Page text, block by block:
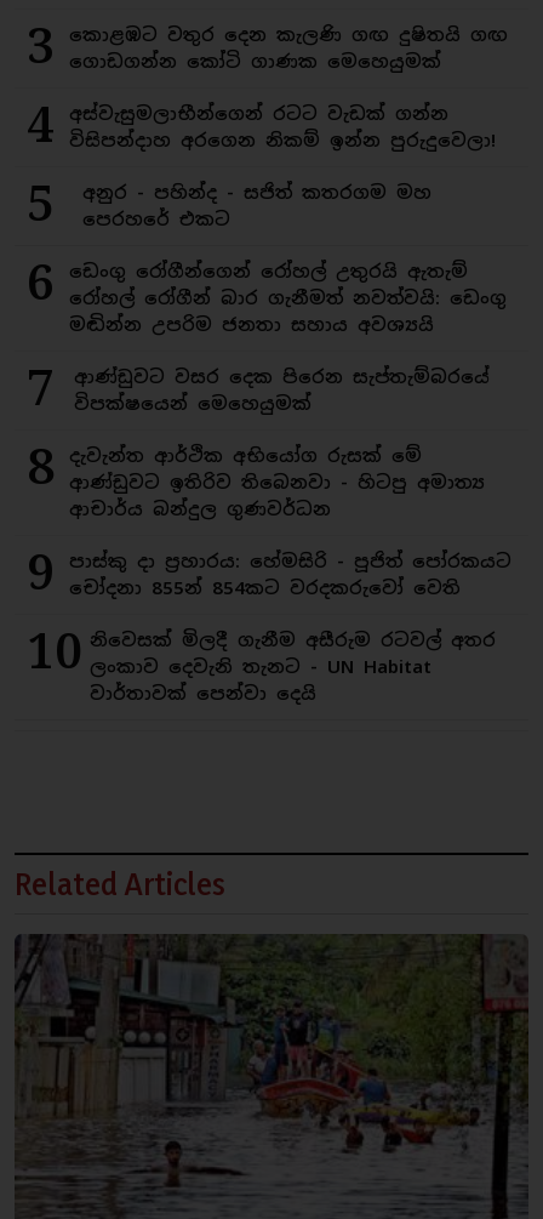
3
කොළඹට වතුර දෙන කැලණි ගඟ දුෂිතයි ගඟ
ගොඩගන්න කෝටි ගාණක මෙහෙයුමක්
4
අස්වැසුමලාභීන්ගෙන් රටට වැඩක් ගන්න
විසිපන්දාහ අරගෙන නිකම් ඉන්න පුරුදුවෙලා!
5
අනුර - පහින්ද - සජිත් කතරගම මහ
පෙරහරේ එකට
6
ඩෙංගු රෝගීන්ගෙන් රෝහල් උතුරයි ඇතැම්
රෝහල් රෝගීන් බාර ගැනීමත් නවත්වයි: ඩෙංගු
මඬින්න උපරිම ජනතා සහාය අවශ්‍යයි
7
ආණ්ඩුවට වසර දෙක පිරෙන සැප්තැම්බරයේ
විපක්ෂයෙන් මෙහෙයුමක්
8
දැවැන්ත ආර්ථික අභියෝග රුසක් මේ
ආණ්ඩුවට ඉතිරිව තිබෙනවා - හිටපු අමාත්‍ය
ආචාර්ය බන්දුල ගුණවර්ධන
9
පාස්කු දා ප්‍රහාරය: හේමසිරි - පූජිත් පෝරකයට
චෝදනා 855න් 854කට වරදකරුවෝ වෙති
10 නිවෙසක් මිලදී ගැනීම අසීරුම රටවල් අතර
ලංකාව දෙවැනි තැනට - UN Habitat
වාර්තාවක් පෙන්වා දෙයි
Related Articles